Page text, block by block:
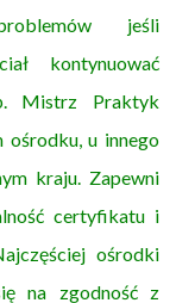
jeśli
kontynuować
Mistrz Praktyk
ośrodku, u innego
kraju. Zapewni
certyfikatu i
ośrodki
na zgodność z